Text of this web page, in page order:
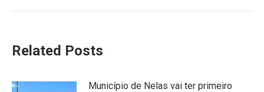
Related Posts
Município de Nelas vai ter primeiro